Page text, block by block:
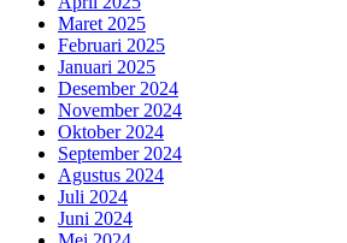
Maret 2025
Februari 2025
Januari 2025
Desember 2024
November 2024
Oktober 2024
September 2024
Agustus 2024
Juli 2024
Juni 2024